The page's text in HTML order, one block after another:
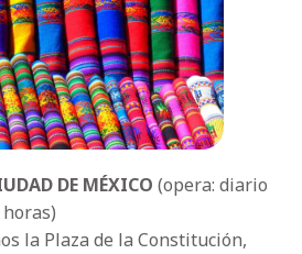
DE MÉXICO (opera: diario
la Plaza de la Constitución,